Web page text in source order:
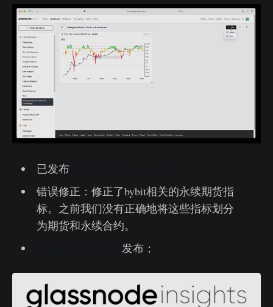
已发布
错误修正：修正了bybit相关的永续期货指
标。之前我们没有正确地将这些指标划分
为期货和永续合约。
发布；